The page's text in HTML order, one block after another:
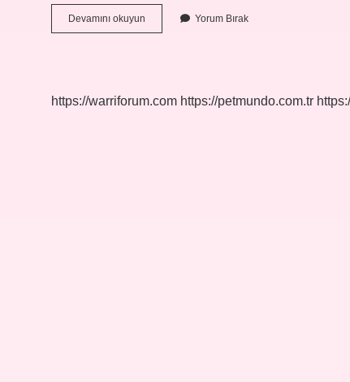
Devamını okuyun Vodafone
Pay
Nasıl
Yorum Bırak
https://warriforum.com https://petmundo.com.tr